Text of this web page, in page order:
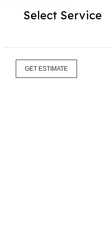
Select Service
GET ESTIMATE